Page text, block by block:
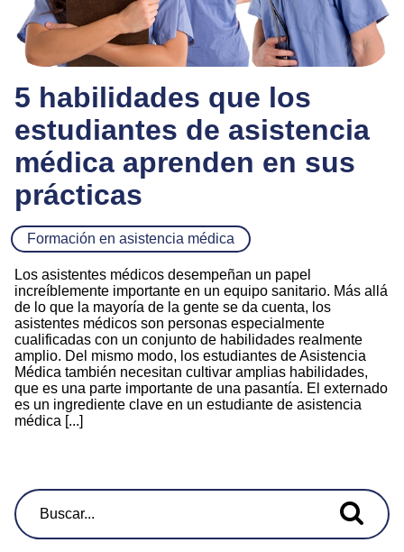
5 habilidades que los
estudiantes de asistencia
médica aprenden en sus
prácticas
Formación en asistencia médica
Los asistentes médicos desempeñan un papel
increíblemente importante en un equipo sanitario. Más allá
de lo que la mayoría de la gente se da cuenta, los
asistentes médicos son personas especialmente
cualificadas con un conjunto de habilidades realmente
amplio. Del mismo modo, los estudiantes de Asistencia
Médica también necesitan cultivar amplias habilidades,
que es una parte importante de una pasantía. El externado
es un ingrediente clave en un estudiante de asistencia
médica [...]
Buscar...